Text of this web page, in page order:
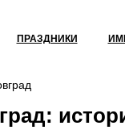
ПРАЗДНИКИ